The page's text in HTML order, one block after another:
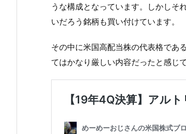
うな構成となっています。しかしそ
いだろう銘柄も買い付けています。
その中に米国高配当株の代表格であ
てはかなり厳しい内容だったと感じて